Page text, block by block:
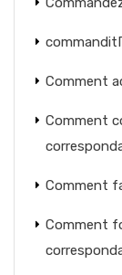
Comment
Comment
Comment
Comment